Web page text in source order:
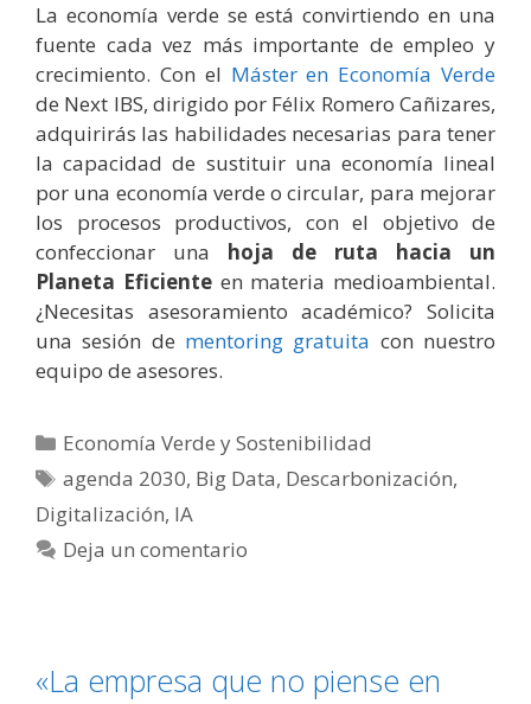
La economía verde se está convirtiendo en una
fuente cada vez más importante de empleo y
crecimiento. Con el Máster en Economía Verde
de Next IBS, dirigido por Félix Romero Cañizares,
adquirirás las habilidades necesarias para tener
la capacidad de sustituir una economía lineal
por una economía verde o circular, para mejorar
los procesos productivos, con el objetivo de
confeccionar una hoja de ruta hacia un
Planeta Eficiente en materia medioambiental.
¿Necesitas asesoramiento académico? Solicita
una sesión de mentoring gratuita con nuestro
equipo de asesores.
Categorías
Economía Verde y Sostenibilidad
Etiquetas
agenda 2030, Big Data, Descarbonización,
Digitalización, IA
Deja un comentario
«La empresa que no piense en